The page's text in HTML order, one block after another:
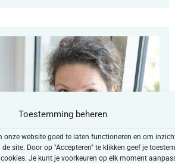
Toestemming beheren
onze website goed te laten functioneren en om
site. Door op "Accepteren" te klikken geef je
Je kunt je voorkeuren op elk moment